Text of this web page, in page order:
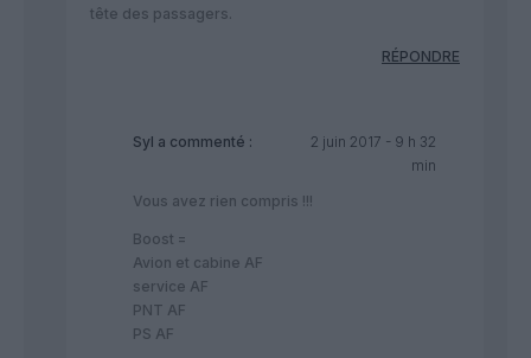
tête des passagers.
RÉPONDRE
Syl a commenté :
2 juin 2017 - 9 h 32
min
Vous avez rien compris !!!
Boost =
Avion et cabine AF
service AF
PNT AF
PS AF